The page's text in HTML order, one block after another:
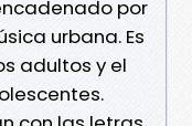
por
urbana. Es
adultos y el